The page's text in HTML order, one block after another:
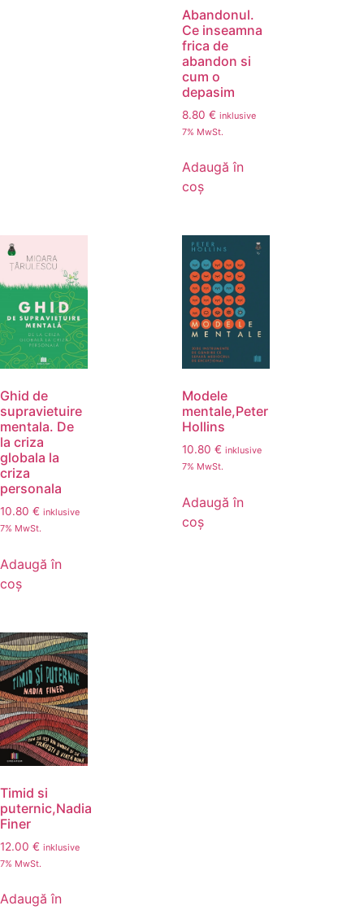
Abandonul.
Ce inseamna
frica de
abandon si
cum o
depasim
8.80 € inklusive
7% MwSt.
Adaugă în
coș
Ghid de
supravietuire
mentala. De
la criza
globala la
criza
personala
10.80 € inklusive
7% MwSt.
Adaugă în
coș
Modele
mentale,Peter
Hollins
10.80 € inklusive
7% MwSt.
Adaugă în
coș
Timid si
puternic,Nadia
Finer
12.00 € inklusive
7% MwSt.
Adaugă în